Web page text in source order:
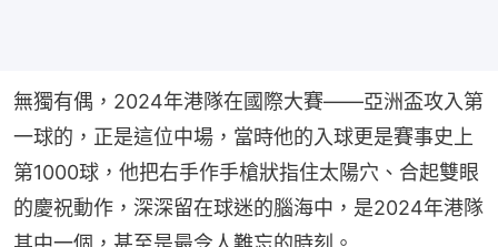
無獨有偶，2024年港隊在國際大賽——亞洲盃攻入第
一球的，正是這位中場，當時他的入球更是賽事史上
第1000球，他把右手作手槍狀指住太陽穴、合起雙眼
的慶祝動作，深深留在球迷的腦海中，是2024年港隊